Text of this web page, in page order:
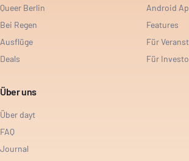
Queer Berlin
Bei Regen
Ausflüge
Deals
Android
Features
Für
Für
Über uns
Über dayt
FAQ
Journal